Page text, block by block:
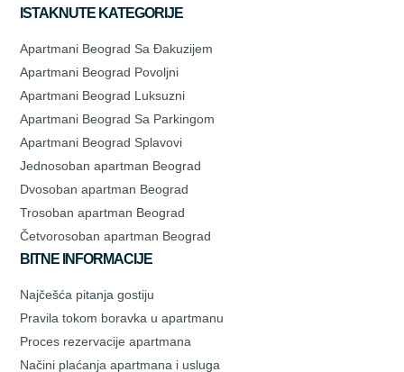
ISTAKNUTE KATEGORIJE
Apartmani Beograd Sa Đakuzijem
Apartmani Beograd Povoljni
Apartmani Beograd Luksuzni
Apartmani Beograd Sa Parkingom
Apartmani Beograd Splavovi
Jednosoban apartman Beograd
Dvosoban apartman Beograd
Trosoban apartman Beograd
Četvorosoban apartman Beograd
BITNE INFORMACIJE
Najčešća pitanja gostiju
Pravila tokom boravka u apartmanu
Proces rezervacije apartmana
Načini plaćanja apartmana i usluga